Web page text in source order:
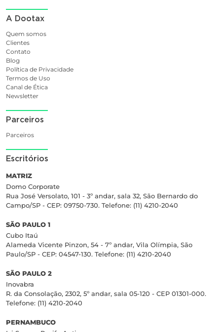
A Dootax
Quem somos
Clientes
Contato
Blog
Política de Privacidade
Termos de Uso
Canal de Ética
Newsletter
Parceiros
Parceiros
Escritórios
MATRIZ
Domo Corporate
Rua José Versolato, 101 - 3º andar, sala 32, São Bernardo do
Campo/SP - CEP: 09750-730. Telefone: (11) 4210-2040
SÃO PAULO 1
Cubo Itaú
Alameda Vicente Pinzon, 54 - 7º andar, Vila Olímpia, São
Paulo/SP - CEP: 04547-130. Telefone: (11) 4210-2040
SÃO PAULO 2
Inovabra
R. da Consolação, 2302, 5º andar, sala 05-120 - CEP 01301-000.
Telefone: (11) 4210-2040
PERNAMBUCO